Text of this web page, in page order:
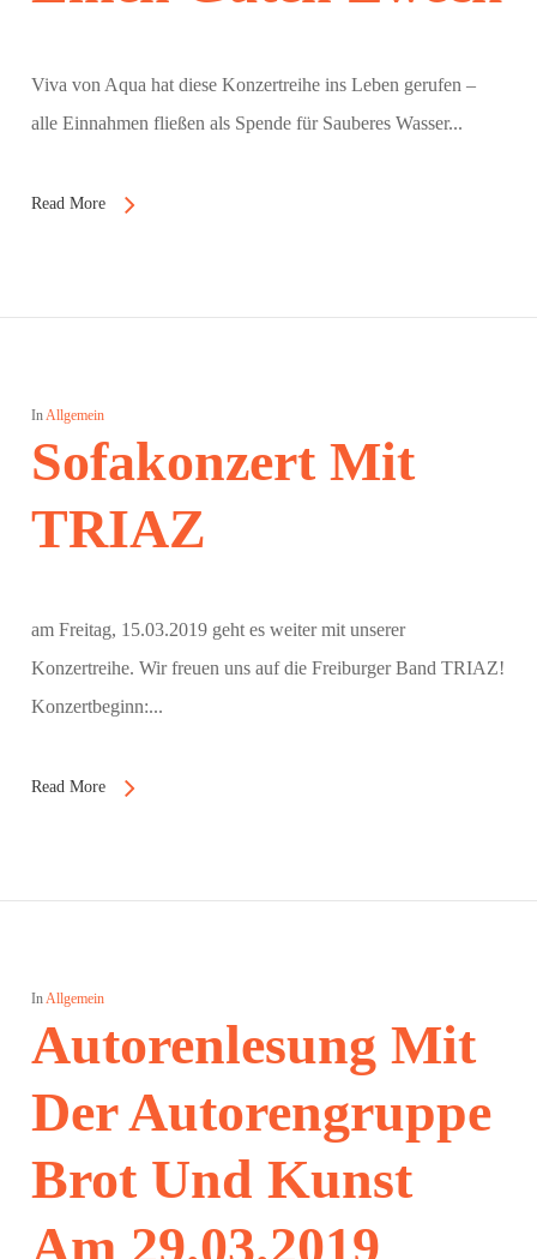
Viva von Aqua hat diese Konzertreihe ins Leben gerufen –
alle Einnahmen fließen als Spende für Sauberes Wasser...
Read More
InAllgemein
Sofakonzert Mit
TRIAZ
am Freitag, 15.03.2019 geht es weiter mit unserer
Konzertreihe. Wir freuen uns auf die Freiburger Band TRIAZ!
Konzertbeginn:...
Read More
InAllgemein
Autorenlesung Mit
Der Autorengruppe
Brot Und Kunst
Am 29.03.2019